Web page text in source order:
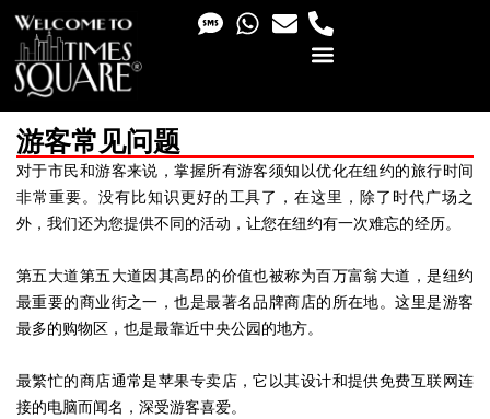
游客常见问题
对于市民和游客来说，掌握所有游客须知以优化在纽约的旅行时间
非常重要。没有比知识更好的工具了，在这里，除了时代广场之
外，我们还为您提供不同的活动，让您在纽约有一次难忘的经历。
第五大道第五大道因其高昂的价值也被称为百万富翁大道，是纽约
最重要的商业街之一，也是最著名品牌商店的所在地。这里是游客
最多的购物区，也是最靠近中央公园的地方。
最繁忙的商店通常是苹果专卖店，它以其设计和提供免费互联网连
接的电脑而闻名，深受游客喜爱。